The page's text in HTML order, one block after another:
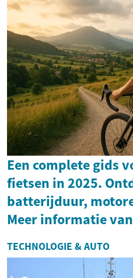
Een complete gids
fietsen in 2025.
batterijduur,
Meer informatie
TECHNOLOGIE & AUTO